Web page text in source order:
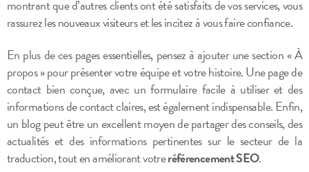
montrant que d’autres clients ont été satisfaits de vos services, vous
rassurez les nouveaux visiteurs et les incitez à vous faire confiance.
En plus de ces pages essentielles, pensez à ajouter une section « À
propos » pour présenter votre équipe et votre histoire. Une page de
contact bien conçue, avec un formulaire facile à utiliser et des
informations de contact claires, est également indispensable. Enfin,
un blog peut être un excellent moyen de partager des conseils, des
actualités et des informations pertinentes sur le secteur de la
traduction, tout en améliorant votreréférencement SEO.